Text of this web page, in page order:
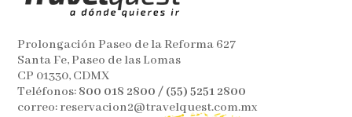
Prolongación Paseo de la Reforma 627
Santa Fe, Paseo de las Lomas
CP 01330, CDMX
Teléfonos: 800 018 2800 / (55) 5251 2800
correo: reservacion2@travelquest.com.mx